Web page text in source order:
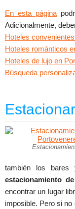
En esta página
Adicionalmente,
Hoteles
Hoteles románticos
Hoteles de lujo en
Búsqueda
también los bares
estacionamiento
encontrar un lugar
imposible. Pero si